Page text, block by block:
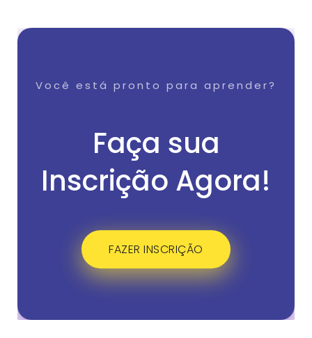
Você está pronto para aprender?
Faça sua
Inscrição Agora!
FAZER INSCRIÇÃO